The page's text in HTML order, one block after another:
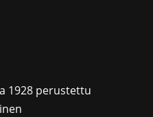
1928 perustettu